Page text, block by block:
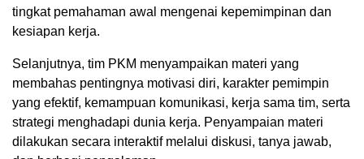
tingkat pemahaman awal mengenai kepemimpinan dan
kesiapan kerja.
Selanjutnya, tim PKM menyampaikan materi yang
membahas pentingnya motivasi diri, karakter pemimpin
yang efektif, kemampuan komunikasi, kerja sama tim, serta
strategi menghadapi dunia kerja. Penyampaian materi
dilakukan secara interaktif melalui diskusi, tanya jawab,